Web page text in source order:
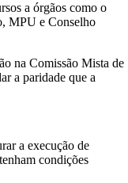
a órgãos como o
MPU e Conselho
na Comissão Mista de
a paridade que a
a execução de
condições